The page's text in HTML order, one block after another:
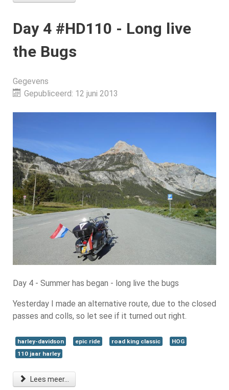
Day 4 #HD110 - Long live
the Bugs
Gegevens
Gepubliceerd: 12 juni 2013
Day 4 - Summer has began - long live the bugs
Yesterday I made an alternative route, due to the closed
passes and colls, so let see if it turned out right.
harley-davidson epic ride road king classic
HOG
110 jaar harley
Lees meer...